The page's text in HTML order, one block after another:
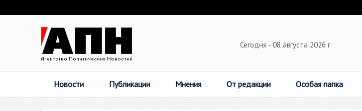
Сегодня - 08 августа 2026 г
Новости Публикации Мнения От редакции Особая папка